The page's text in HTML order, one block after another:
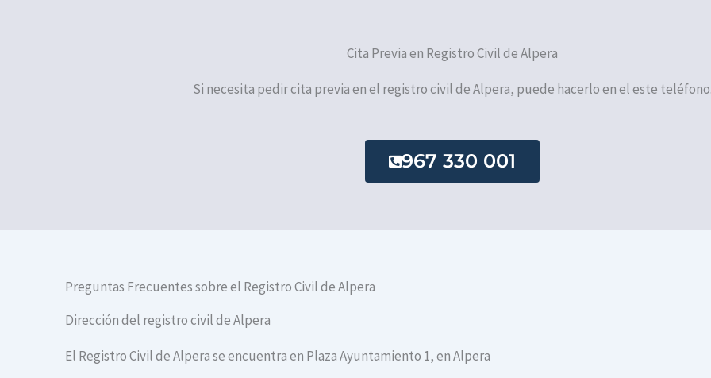
Cita Previa en Registro Civil de Alpera
Si necesita pedir cita previa en el registro civil de Alpera, puede hacerlo en el este
967 330 001
Preguntas Frecuentes sobre el Registro Civil de Alpera
Dirección del registro civil de Alpera
El Registro Civil de Alpera se encuentra en Plaza Ayuntamiento 1, en Alpera